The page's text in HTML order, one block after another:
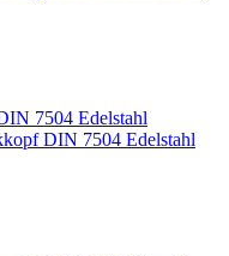
7504 Edelstahl
DIN 7504 Edelstahl